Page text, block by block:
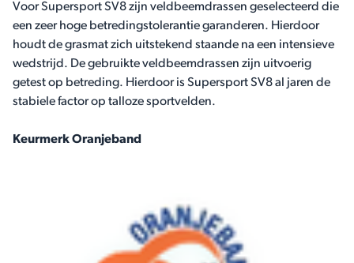
Voor Supersport SV8 zijn veldbeemdrassen geselecteerd die
een zeer hoge betredingstolerantie garanderen. Hierdoor
houdt de grasmat zich uitstekend staande na een intensieve
wedstrijd. De gebruikte veldbeemdrassen zijn uitvoerig
getest op betreding. Hierdoor is Supersport SV8 al jaren de
stabiele factor op talloze sportvelden.
Keurmerk Oranjeband